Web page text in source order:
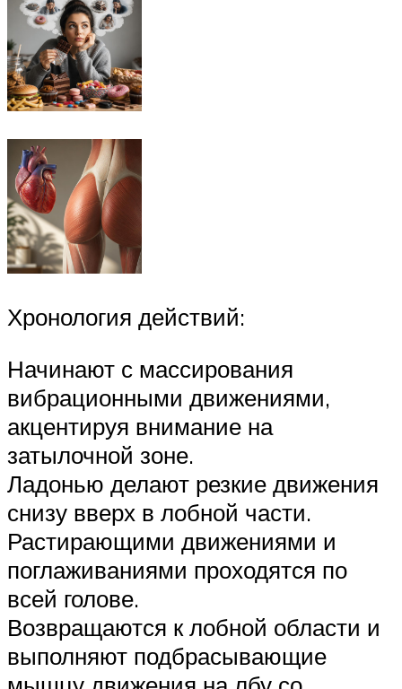
Хронология действий:
Начинают с массирования
вибрационными движениями,
акцентируя внимание на
затылочной зоне.
Ладонью делают резкие движения
снизу вверх в лобной части.
Растирающими движениями и
поглаживаниями проходятся по
всей голове.
Возвращаются к лобной области и
выполняют подбрасывающие